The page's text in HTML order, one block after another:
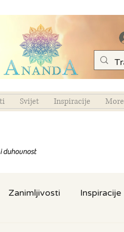
Svijet Inspiracije More
duhovnost
Zanimljivosti Inspiracije